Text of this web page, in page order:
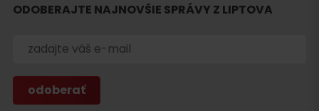
ODOBERAJTE NAJNOVŠIE SPRÁVY Z LIPTOVA